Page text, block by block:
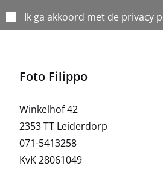
Ik ga akkoord met de privacy
Foto Filippo
Winkelhof 42
2353 TT Leiderdorp
071-5413258
KvK 28061049